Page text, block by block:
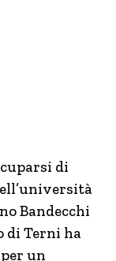
di
Bandecchi
di Terni ha
un